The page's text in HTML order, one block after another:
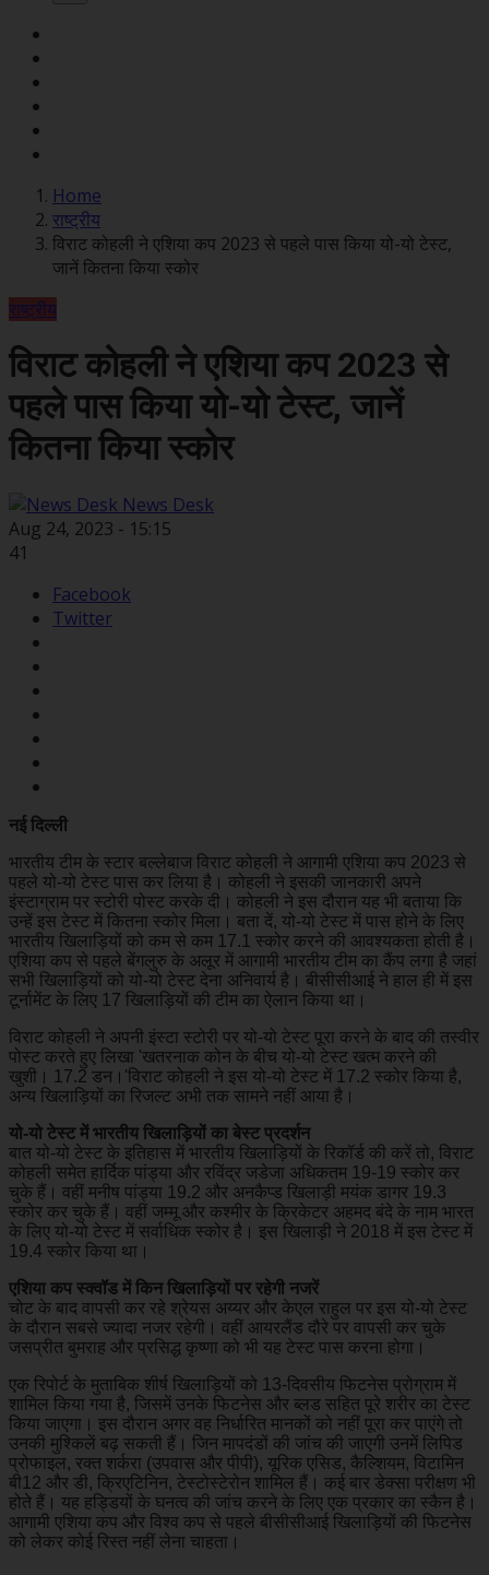
Home
राष्ट्रीय
विराट कोहली ने एशिया कप 2023 से पहले पास किया यो-यो टेस्ट,
जानें कितना किया स्कोर
राष्ट्रीय
विराट कोहली ने एशिया कप 2023 से
पहले पास किया यो-यो टेस्ट, जानें
कितना किया स्कोर
News Desk
Aug 24, 2023 - 15:15
41
Facebook
Twitter
नई दिल्ली
भारतीय टीम के स्टार बल्लेबाज विराट कोहली ने आगामी एशिया कप 2023 से
पहले यो-यो टेस्ट पास कर लिया है। कोहली ने इसकी जानकारी अपने
इंस्टाग्राम पर स्टोरी पोस्ट करके दी। कोहली ने इस दौरान यह भी बताया कि
उन्हें इस टेस्ट में कितना स्कोर मिला। बता दें, यो-यो टेस्ट में पास होने के लिए
भारतीय खिलाड़ियों को कम से कम 17.1 स्कोर करने की आवश्यकता होती है।
एशिया कप से पहले बेंगलुरु के अलूर में आगामी भारतीय टीम का कैंप लगा है जहां
सभी खिलाड़ियों को यो-यो टेस्ट देना अनिवार्य है। बीसीसीआई ने हाल ही में इस
टूर्नामेंट के लिए 17 खिलाड़ियों की टीम का ऐलान किया था।
विराट कोहली ने अपनी इंस्टा स्टोरी पर यो-यो टेस्ट पूरा करने के बाद की तस्वीर
पोस्ट करते हुए लिखा 'खतरनाक कोन के बीच यो-यो टेस्ट खत्म करने की
खुशी। 17.2 डन।'विराट कोहली ने इस यो-यो टेस्ट में 17.2 स्कोर किया है,
अन्य खिलाड़ियों का रिजल्ट अभी तक सामने नहीं आया है।
यो-यो टेस्ट में भारतीय खिलाड़ियों का बेस्ट प्रदर्शन
बात यो-यो टेस्ट के इतिहास में भारतीय खिलाड़ियों के रिकॉर्ड की करें तो, विराट
कोहली समेत हार्दिक पांड्या और रविंद्र जडेजा अधिकतम 19-19 स्कोर कर
चुके हैं। वहीं मनीष पांड्या 19.2 और अनकैप्ड खिलाड़ी मयंक डागर 19.3
स्कोर कर चुके हैं। वहीं जम्मू और कश्मीर के क्रिकेटर अहमद बंदे के नाम भारत
के लिए यो-यो टेस्ट में सर्वाधिक स्कोर है। इस खिलाड़ी ने 2018 में इस टेस्ट में
19.4 स्कोर किया था।
एशिया कप स्क्वॉड में किन खिलाड़ियों पर रहेगी नजरें
चोट के बाद वापसी कर रहे श्रेयस अय्यर और केएल राहुल पर इस यो-यो टेस्ट
के दौरान सबसे ज्यादा नजर रहेगी। वहीं आयरलैंड दौरे पर वापसी कर चुके
जसप्रीत बुमराह और प्रसिद्ध कृष्णा को भी यह टेस्ट पास करना होगा।
एक रिपोर्ट के मुताबिक शीर्ष खिलाड़ियों को 13-दिवसीय फिटनेस प्रोग्राम में
शामिल किया गया है, जिसमें उनके फिटनेस और ब्लड सहित पूरे शरीर का टेस्ट
किया जाएगा। इस दौरान अगर वह निर्धारित मानकों को नहीं पूरा कर पाएंगे तो
उनकी मुश्किलें बढ़ सकती हैं। जिन मापदंडों की जांच की जाएगी उनमें लिपिड
प्रोफाइल, रक्त शर्करा (उपवास और पीपी), यूरिक एसिड, कैल्शियम, विटामिन
बी12 और डी, क्रिएटिनिन, टेस्टोस्टेरोन शामिल हैं। कई बार डेक्सा परीक्षण भी
होते हैं। यह हड्डियों के घनत्व की जांच करने के लिए एक प्रकार का स्कैन है।
आगामी एशिया कप और विश्व कप से पहले बीसीसीआई खिलाड़ियों की फिटनेस
को लेकर कोई रिस्त नहीं लेना चाहता।